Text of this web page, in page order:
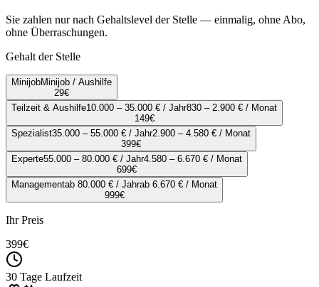
Sie zahlen nur nach Gehaltslevel der Stelle — einmalig, ohne Abo,
ohne Überraschungen.
Gehalt der Stelle
MinijobMinijob / Aushilfe
29€
Teilzeit & Aushilfe10.000 – 35.000 € / Jahr830 – 2.900 € / Monat
149€
Spezialist35.000 – 55.000 € / Jahr2.900 – 4.580 € / Monat
399€
Experte55.000 – 80.000 € / Jahr4.580 – 6.670 € / Monat
699€
Managementab 80.000 € / Jahrab 6.670 € / Monat
999€
Ihr Preis
399€
30 Tage Laufzeit